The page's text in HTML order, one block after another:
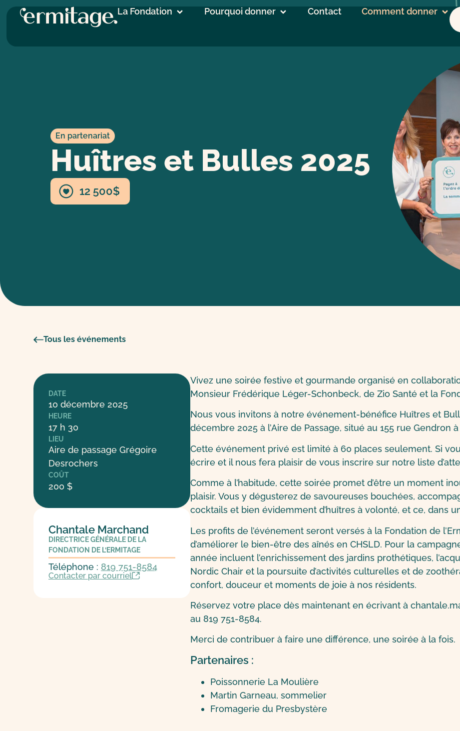
La Fondation Pourquoi donner Contact Comment donner
En partenariat
Huîtres et Bulles 2025
12 500$
Tous les événements
DATE
10 décembre 2025
HEURE
17 h 30
LIEU
Aire de passage Grégoire
Desrochers
COÛT
200 $
Chantale Marchand
DIRECTRICE GÉNÉRALE DE LA
FONDATION DE L’ERMITAGE
Téléphone : 819 751-8584
Contacter par courriel
Vivez une soirée festive et gourmande organisé en
Monsieur Frédérique Léger-Schonbeck, de Zio Santé et la
Nous vous invitons à notre événement-bénéfice Huîtres et
décembre 2025 à l’Aire de Passage, situé au 155 rue Gendron
Cette événement privé est limité à 60 places seulement. Si
écrire et il nous fera plaisir de vous inscrire sur notre liste
Comme à l’habitude, cette soirée promet d’être un moment
plaisir. Vous y dégusterez de savoureuses bouchées,
cocktails et bien évidemment d’huîtres à volonté, et ce, dans
Les profits de l’événement seront versés à la Fondation de
d’améliorer le bien-être des aînés en CHSLD. Pour la
année incluent l’enrichissement des jardins prothétiques,
Nordic Chair et la poursuite d’activités culturelles et de
confort, douceur et moments de joie à nos résidents.
Réservez votre place dès maintenant en écrivant à
au 819 751-8584.
Merci de contribuer à faire une différence, une soirée à la fois.
Partenaires :
Poissonnerie La Moulière
Martin Garneau, sommelier
Fromagerie du Presbystère